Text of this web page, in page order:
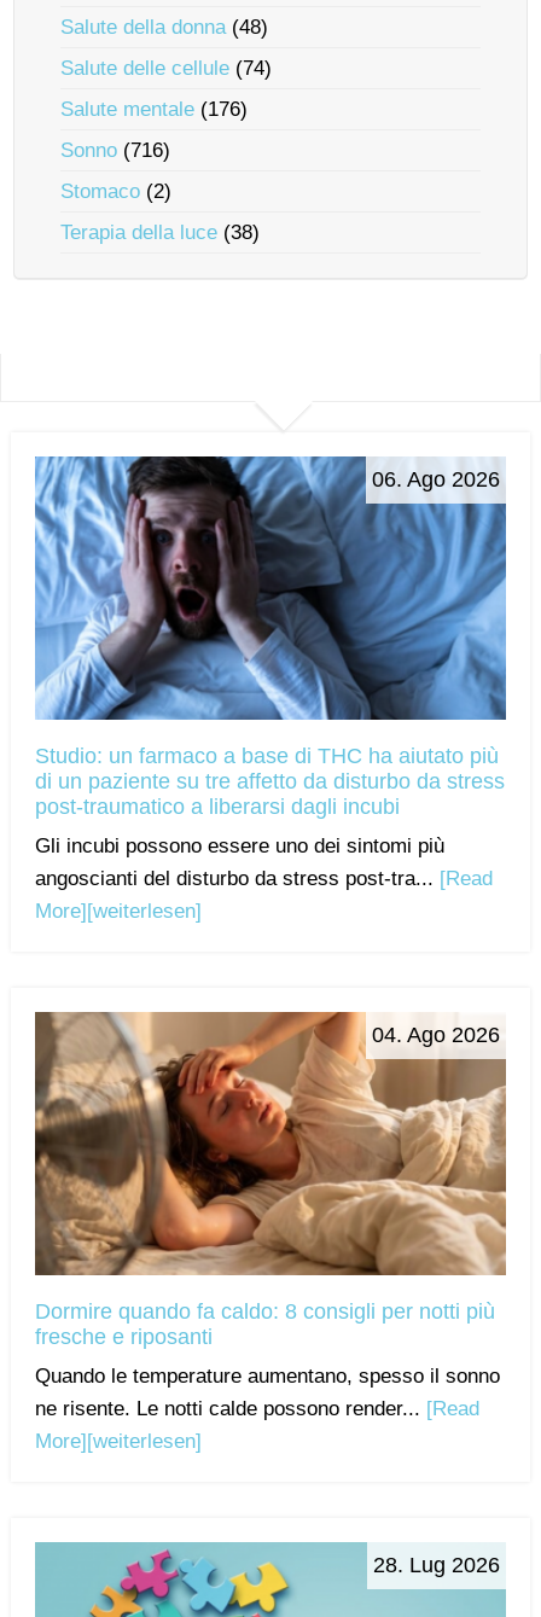
Salute della donna(48)
Salute delle cellule (74)
Salute mentale (176)
Sonno (716)
Stomaco (2)
Terapia della luce (38)
06. Ago 2026
Studio: un farmaco a base di THC ha aiutato più
di un paziente su tre affetto da disturbo da stress
post-traumatico a liberarsi dagli incubi
Gli incubi possono essere uno dei sintomi più
angoscianti del disturbo da stress post-tra... [Read
More] [weiterlesen]
04. Ago 2026
Dormire quando fa caldo: 8 consigli per notti più
fresche e riposanti
Quando le temperature aumentano, spesso il sonno
ne risente. Le notti calde possono render... [Read
More] [weiterlesen]
28. Lug 2026